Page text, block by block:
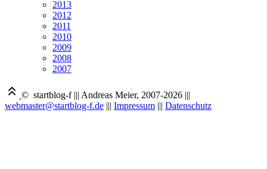
2013
2012
2011
2010
2009
2008
2007
© startblog-f ||| Andreas Meier, 2007-2026 |||
webmaster@startblog-f.de ||| Impressum ||| Datenschutz